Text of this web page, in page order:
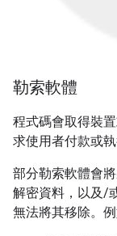
勒索軟體
程式碼會取得裝
求使用者付款或
部分勒索軟體會
解密資料，以及/
無法將其移除。例